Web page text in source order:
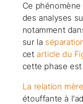
Ce
des analyses
notamment
sur la
cetarticle du
cette phase
La relation
étouffante à